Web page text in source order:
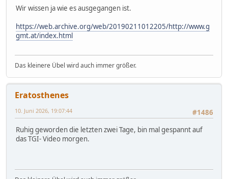
Wir wissen ja wie es ausgegangen ist.
https://web.archive.org/web/20190211012205/http://www.g
gmt.at/index.html
Das kleinere Übel wird auch immer größer.
Eratosthenes
#1486
10. Juni 2026, 19:07:44
Ruhig geworden die letzten zwei Tage, bin mal gespannt auf
das TGI- Video morgen.